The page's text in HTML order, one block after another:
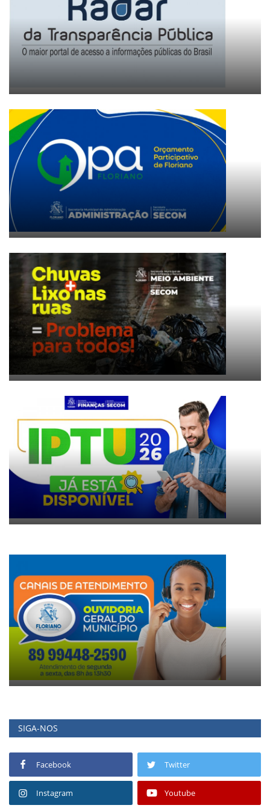
SIGA-NOS
Facebook Twitter
Instagram Youtube